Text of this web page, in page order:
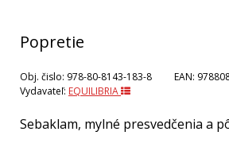
Popretie
Obj. čislo: 978-80-8143-183-8 EAN:
Vydavateľ: EQUILIBRIA
Sebaklam, mylné presvedčenia a